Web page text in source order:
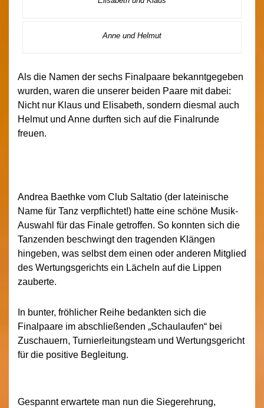
Anne und Helmut
Als die Namen der sechs Finalpaare bekanntgegeben
wurden, waren die unserer beiden Paare mit dabei:
Nicht nur Klaus und Elisabeth, sondern diesmal auch
Helmut und Anne durften sich auf die Finalrunde
freuen.
Andrea Baethke vom Club Saltatio (der lateinische
Name für Tanz verpflichtet!) hatte eine schöne Musik-
Auswahl für das Finale getroffen. So konnten sich die
Tanzenden beschwingt den tragenden Klängen
hingeben, was selbst dem einen oder anderen Mitglied
des Wertungsgerichts ein Lächeln auf die Lippen
zauberte.
In bunter, fröhlicher Reihe bedankten sich die
Finalpaare im abschließenden „Schaulaufen“ bei
Zuschauern, Turnierleitungsteam und Wertungsgericht
für die positive Begleitung.
Gespannt erwartete man nun die Siegerehrung,